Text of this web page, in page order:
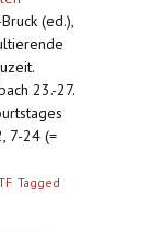
(ed.),
23.-27.
7-24 (=
Tagged